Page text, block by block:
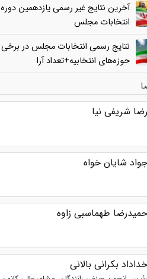
آخرین نتایج غیر رسمی یازدهمین دوره
انتخابات مجلس
نتایج رسمی انتخابات مجلس در برخی
حوزه‌های انتخابیه+تعداد آرا
رضا شریفی نیا
جواد شایان خواه
حمیدرضا طهماسبی زاوه
خداداد بکرانی بالانی